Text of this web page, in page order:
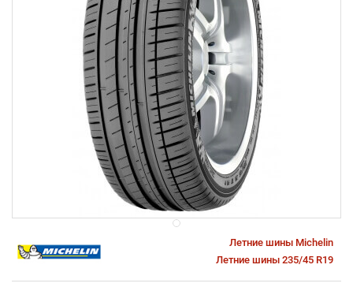
Летние шины Michelin
Летние шины 235/45 R19